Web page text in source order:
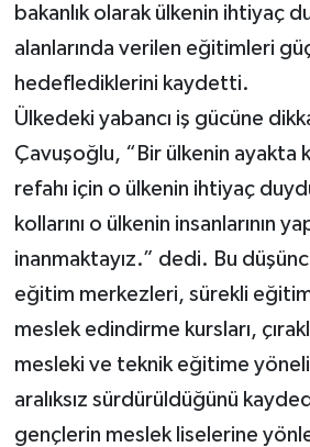
bakanlık olarak ülkenin ihtiyaç
alanlarında verilen eğitimleri
hedeflediklerini kaydetti.
Ülkedeki yabancı iş gücüne
Çavuşoğlu, “Bir ülkenin ayakta
refahı için o ülkenin ihtiyaç
kollarını o ülkenin insanlarının
inanmaktayız.” dedi. Bu
eğitim merkezleri, sürekli
meslek edindirme kursları,
mesleki ve teknik eğitime
aralıksız sürdürüldüğünü
gençlerin meslek liselerine